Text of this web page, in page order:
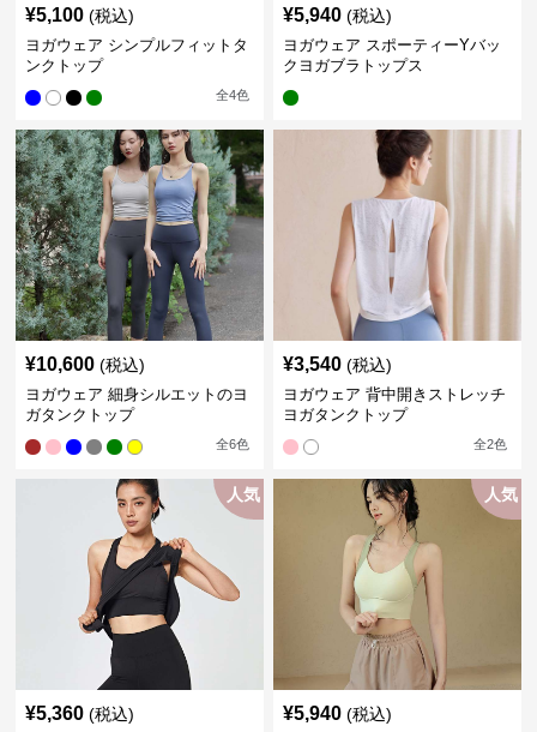
¥5,100 (税込)
ヨガウェア シンプルフィットタ
ンクトップ
全4色
¥5,940 (税込)
ヨガウェア スポーティーYバッ
クヨガブラトップス
¥10,600 (税込)
ヨガウェア 細身シルエットのヨ
ガタンクトップ
全6色
¥3,540 (税込)
ヨガウェア 背中開きストレッチ
ヨガタンクトップ
全2色
人気
¥5,360 (税込)
人気
¥5,940 (税込)